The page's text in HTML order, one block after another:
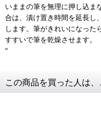
いままの筆を無理に押し込ま
合は、漬け置き時間を延長し
します。筆がきれいになった
すすいで筆を乾燥させます。
"
この商品を買った人は